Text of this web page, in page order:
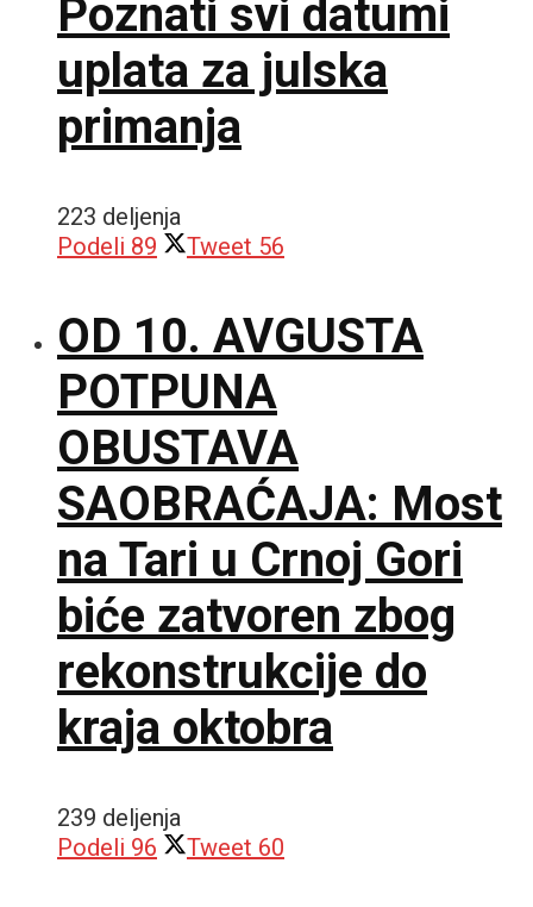
Poznati svi datumi
uplata za julska
primanja
223 deljenja
Podeli 89 Tweet 56
OD 10. AVGUSTA
POTPUNA
OBUSTAVA
SAOBRAĆAJA: Most
na Tari u Crnoj Gori
biće zatvoren zbog
rekonstrukcije do
kraja oktobra
239 deljenja
Podeli 96 Tweet 60